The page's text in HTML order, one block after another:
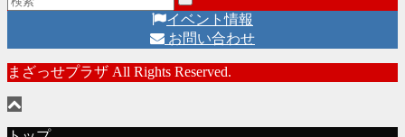
イベント情報
お問い合わせ
まざっせプラザ All Rights Reserved.